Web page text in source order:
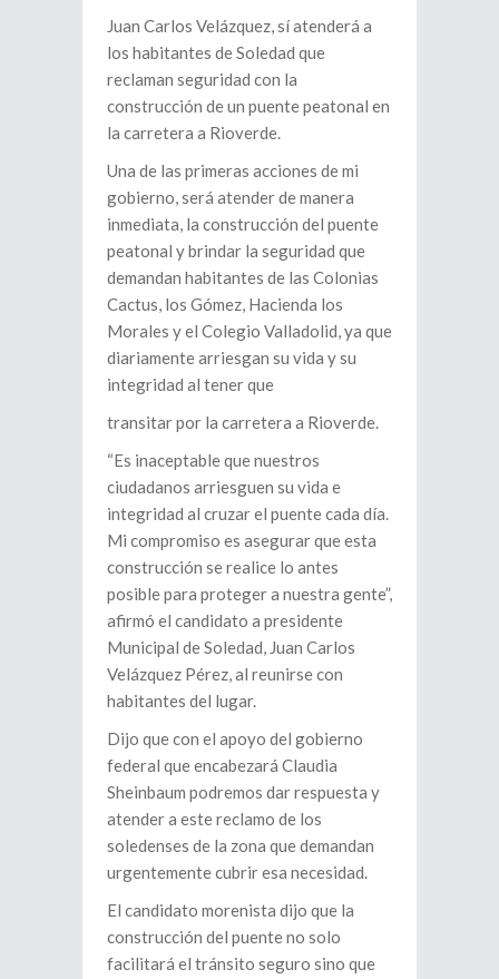
Juan Carlos Velázquez, sí atenderá a
los habitantes de Soledad que
reclaman seguridad con la
construcción de un puente peatonal en
la carretera a Rioverde.
Una de las primeras acciones de mi
gobierno, será atender de manera
inmediata, la construcción del puente
peatonal y brindar la seguridad que
demandan habitantes de las Colonias
Cactus, los Gómez, Hacienda los
Morales y el Colegio Valladolid, ya que
diariamente arriesgan su vida y su
integridad al tener que
transitar por la carretera a Rioverde.
“Es inaceptable que nuestros
ciudadanos arriesguen su vida e
integridad al cruzar el puente cada día.
Mi compromiso es asegurar que esta
construcción se realice lo antes
posible para proteger a nuestra gente”,
afirmó el candidato a presidente
Municipal de Soledad, Juan Carlos
Velázquez Pérez, al reunirse con
habitantes del lugar.
Dijo que con el apoyo del gobierno
federal que encabezará Claudia
Sheinbaum podremos dar respuesta y
atender a este reclamo de los
soledenses de la zona que demandan
urgentemente cubrir esa necesidad.
El candidato morenista dijo que la
construcción del puente no solo
facilitará el tránsito seguro sino que